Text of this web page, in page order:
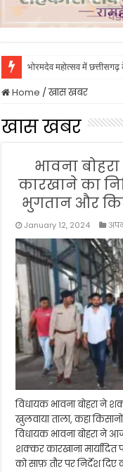
भोरमदेव महोत्सव में
Home /खास खबर
खास खबर
भावना
कारखाने का
भुगतान और
January 12, 2024
विधायक भावना बोहरा ने
खुलवाया ताला, कहा किसानों
विधायक भावना बोहरा ने
शक्कर कारखाना मार्यादित
को साफ़ तौर पर निर्देश दिए